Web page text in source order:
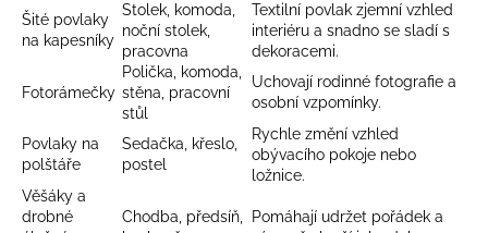
Šité povlaky
na kapesníky
Stolek, komoda,
noční stolek,
pracovna
Textilní povlak zjemní vzhled
interiéru a snadno se sladí s
dekoracemi.
Fotorámečky
Polička, komoda,
stěna, pracovní
stůl
Uchovají rodinné fotografie a
osobní vzpomínky.
Povlaky na
polštáře
Sedačka, křeslo,
postel
Rychle změní vzhled
obývacího pokoje nebo
ložnice.
Věšáky a
drobné
Chodba, předsíň,
Pomáhají udržet pořádek a